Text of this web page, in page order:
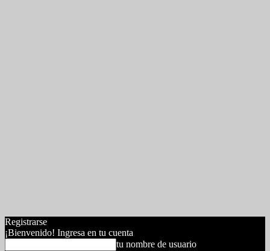
Registrarse
¡Bienvenido! Ingresa en tu cuenta
tu nombre de usuario